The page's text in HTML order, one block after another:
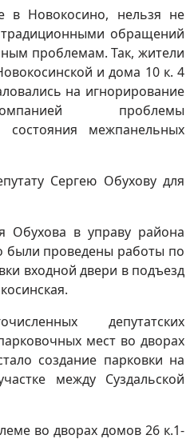
в Новокосино, нельзя не
обращений
проблемам. Так, жители
и дома 10 к. 4
на игнорирование
проблемы
состояния межпанельных
Сергею Обухову для
Обухова в управу района
были проведены работы по
входной двери в подъезд
депутатских
мест во дворах
создание парковки на
между Суздальской
во дворах домов 26 к.1-